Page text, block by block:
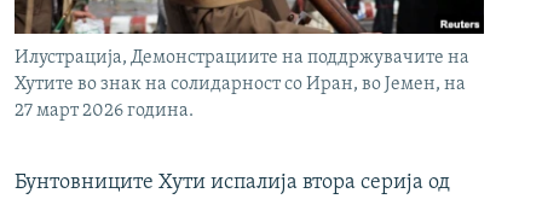
Илустрација, Демонстрациите на поддржувачите на
Хутите во знак на солидарност со Иран, во Јемен, на
27 март 2026 година.
Бунтовниците Хути испалија втора серија од